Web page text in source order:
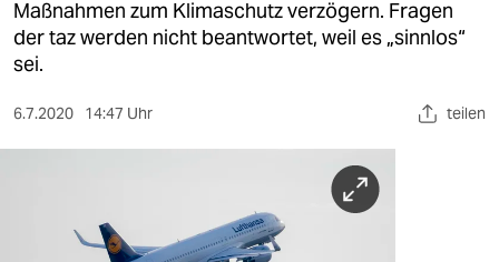
sport
berlin
nord
Maßnahmen zum Klimaschutz verzögern. Fragen
der taz werden nicht beantwortet, weil es „sinnlos“
sei.
6.7.2020 14:47 Uhr teilen